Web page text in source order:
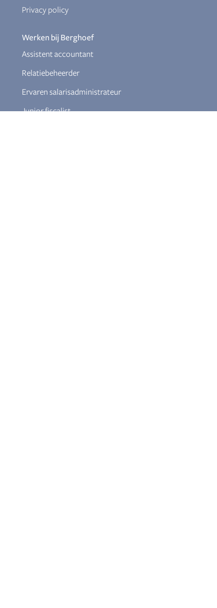
Privacy policy
Werken bij Berghoef
Assistent accountant
Relatiebeheerder
Ervaren salarisadministrateur
Junior fiscalist